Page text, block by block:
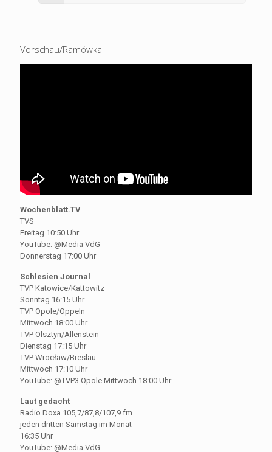
Vorschau/Ramówka
Wochenblatt.TV
TVS
Freitag 10:50 Uhr
YouTube: @Media VdG
Donnerstag 17:00 Uhr
Schlesien Journal
TVP Katowice/Kattowitz
Sonntag 16:15 Uhr
TVP Opole/Oppeln
Mittwoch 18:00 Uhr
TVP Olsztyn/Allenstein
Dienstag 17:15 Uhr
TVP Wrocław/Breslau
Mittwoch 17:10 Uhr
YouTube: @TVP3 Opole Mittwoch 18:00 Uhr
Laut gedacht
Radio Doxa 105,7/87,8/107,9 fm
jeden dritten Samstag im Monat
16:35 Uhr
YouTube: @Media VdG